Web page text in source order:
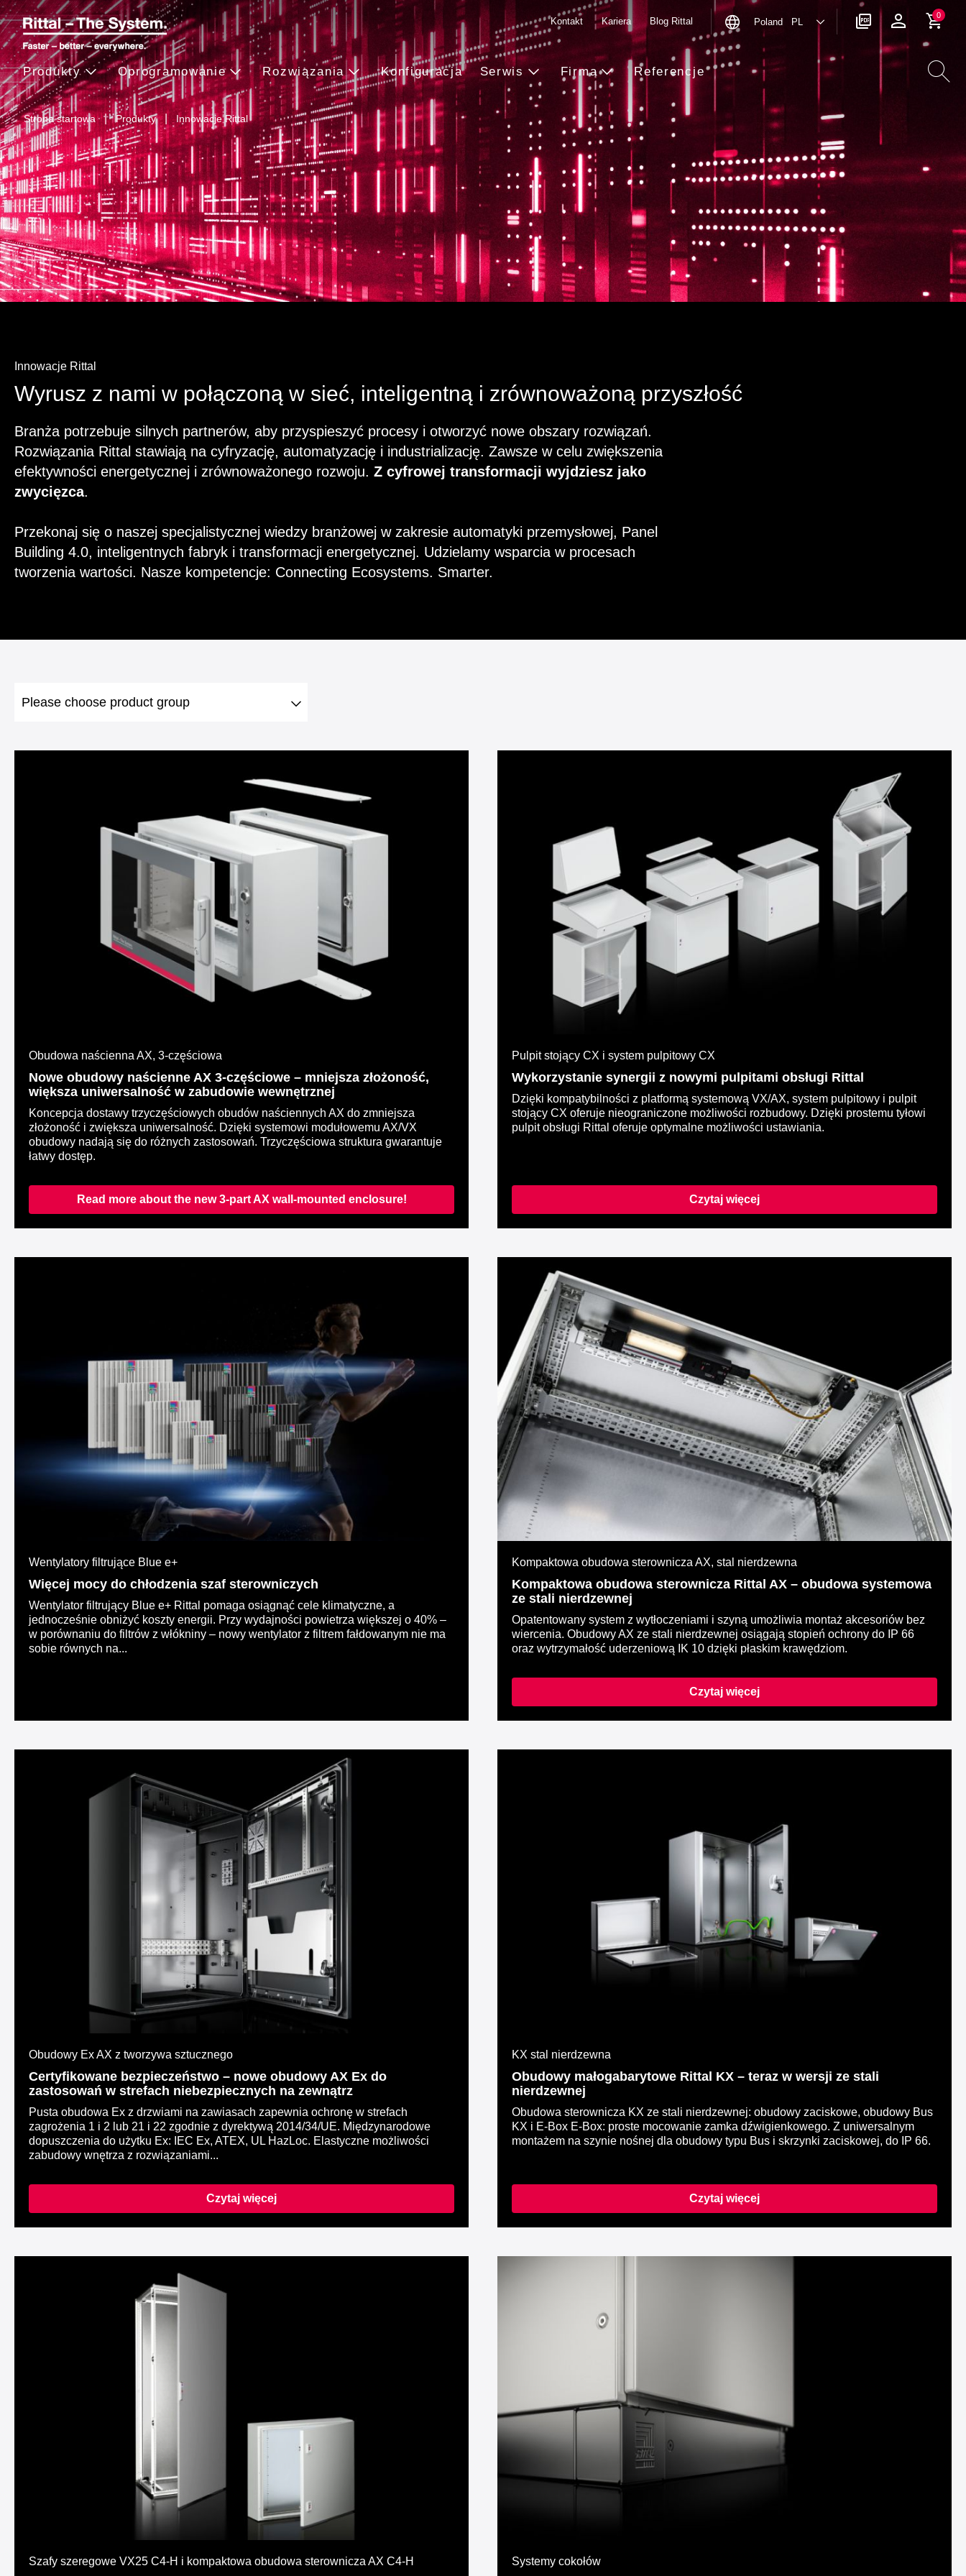
Strona startowa Produkty Innowacje Rittal
Produkty Oprogramowanie Rozwiązania Konfiguracja Serwis Firma Referencje
Kontakt Kariera Blog Rittal Poland PL
0
Innowacje Rittal
Wyrusz z nami w połączoną w sieć, inteligentną i zrównoważoną przyszłość
Branża potrzebuje silnych partnerów, aby przyspieszyć procesy i otworzyć nowe obszary rozwiązań.
Rozwiązania Rittal stawiają na cyfryzację, automatyzację i industrializację. Zawsze w celu zwiększenia
efektywności energetycznej i zrównoważonego rozwoju. Z cyfrowej transformacji wyjdziesz jako
zwycięzca.
Przekonaj się o naszej specjalistycznej wiedzy branżowej w zakresie automatyki przemysłowej, Panel
Building 4.0, inteligentnych fabryk i transformacji energetycznej. Udzielamy wsparcia w procesach
tworzenia wartości. Nasze kompetencje: Connecting Ecosystems. Smarter.
Obudowa naścienna AX, 3-częściowa
Nowe obudowy naścienne AX 3-częściowe – mniejsza złożoność,
większa uniwersalność w zabudowie wewnętrznej
Koncepcja dostawy trzyczęściowych obudów naściennych AX do zmniejsza
złożoność i zwiększa uniwersalność. Dzięki systemowi modułowemu AX/VX
obudowy nadają się do różnych zastosowań. Trzyczęściowa struktura gwarantuje
łatwy dostęp.
Read more about the new 3-part AX wall-mounted enclosure!
Pulpit stojący CX i system pulpitowy CX
Wykorzystanie synergii z nowymi pulpitami obsługi Rittal
Dzięki kompatybilności z platformą systemową VX/AX, system pulpitowy i pulpit
stojący CX oferuje nieograniczone możliwości rozbudowy. Dzięki prostemu tyłowi
pulpit obsługi Rittal oferuje optymalne możliwości ustawiania.
Czytaj więcej
Wentylatory filtrujące Blue e+
Więcej mocy do chłodzenia szaf sterowniczych
Wentylator filtrujący Blue e+ Rittal pomaga osiągnąć cele klimatyczne, a
jednocześnie obniżyć koszty energii. Przy wydajności powietrza większej o 40% –
w porównaniu do filtrów z włókniny – nowy wentylator z filtrem fałdowanym nie ma
sobie równych na...
Kompaktowa obudowa sterownicza AX, stal nierdzewna
Kompaktowa obudowa sterownicza Rittal AX – obudowa systemowa
ze stali nierdzewnej
Opatentowany system z wytłoczeniami i szyną umożliwia montaż akcesoriów bez
wiercenia. Obudowy AX ze stali nierdzewnej osiągają stopień ochrony do IP 66
oraz wytrzymałość uderzeniową IK 10 dzięki płaskim krawędziom.
Czytaj więcej
Obudowy Ex AX z tworzywa sztucznego
Certyfikowane bezpieczeństwo – nowe obudowy AX Ex do
zastosowań w strefach niebezpiecznych na zewnątrz
Pusta obudowa Ex z drzwiami na zawiasach zapewnia ochronę w strefach
zagrożenia 1 i 2 lub 21 i 22 zgodnie z dyrektywą 2014/34/UE. Międzynarodowe
dopuszczenia do użytku Ex: IEC Ex, ATEX, UL HazLoc. Elastyczne możliwości
zabudowy wnętrza z rozwiązaniami...
Czytaj więcej
KX stal nierdzewna
Obudowy małogabarytowe Rittal KX – teraz w wersji ze stali
nierdzewnej
Obudowa sterownicza KX ze stali nierdzewnej: obudowy zaciskowe, obudowy Bus
KX i E-Box E-Box: proste mocowanie zamka dźwigienkowego. Z uniwersalnym
montażem na szynie nośnej dla obudowy typu Bus i skrzynki zaciskowej, do IP 66.
Czytaj więcej
Szafy szeregowe VX25 C4-H i kompaktowa obudowa sterownicza AX C4-H Systemy cokołów